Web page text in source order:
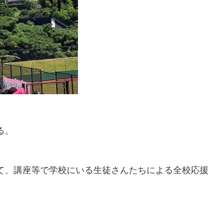
講座等で学校にいる生徒さんたちによる全校応